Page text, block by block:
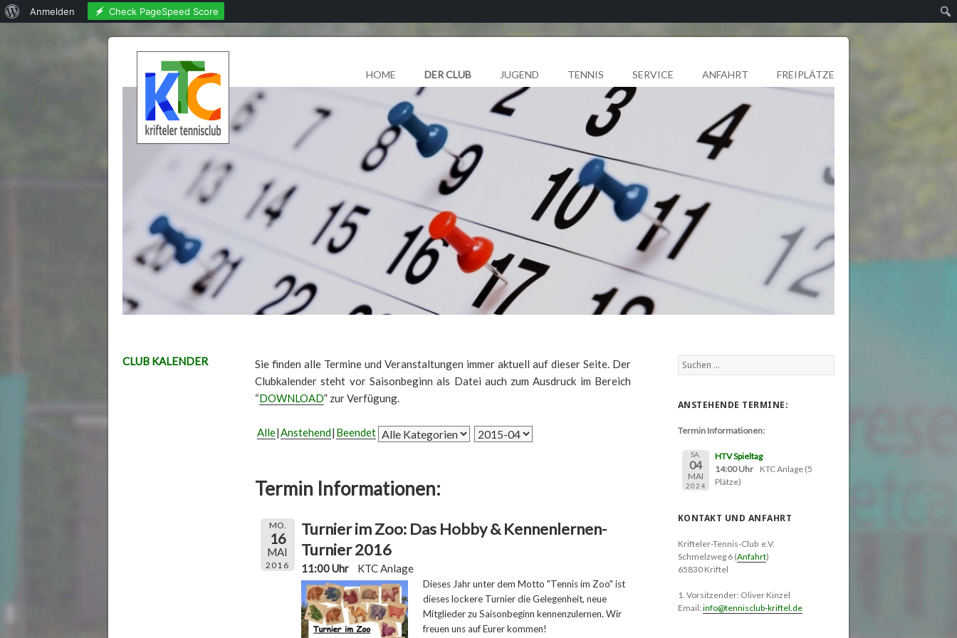
HOME DER CLUB JUGEND TENNIS SERVICE ANFAHRT FREIPLÄTZE
CLUB KALENDER
Suchen
nach:
ANSTEHENDE TERMINE:
Termin Informationen:
SA.
04
MAI
2024
HTV Spieltag
14:00 Uhr
KTC Anlage (5
Plätze)
KONTAKT UND ANFAHRT
Krifteler-Tennis-Club e.V.
Schmelzweg 6 (Anfahrt)
65830 Kriftel
1. Vorsitzender: Oliver Kinzel
Email: info@tennisclub-kriftel.de
Sie finden alle Termine und Veranstaltungen immer aktuell auf dieser Seite. Der
Clubkalender steht vor Saisonbeginn als Datei auch zum Ausdruck im Bereich
“DOWNLOAD” zur Verfügung.
Alle Anstehend Beendet
Termin Informationen:
MO.
16
MAI
2016
Turnier im Zoo: Das Hobby & Kennenlernen-
Turnier 2016
11:00 Uhr KTC Anlage
Dieses Jahr unter dem Motto "Tennis im Zoo" ist
dieses lockere Turnier die Gelegenheit, neue
Mitglieder zu Saisonbeginn kennenzulernen. Wir
freuen uns auf Eurer kommen!
Über
Anmelden Check PageSpeed Score